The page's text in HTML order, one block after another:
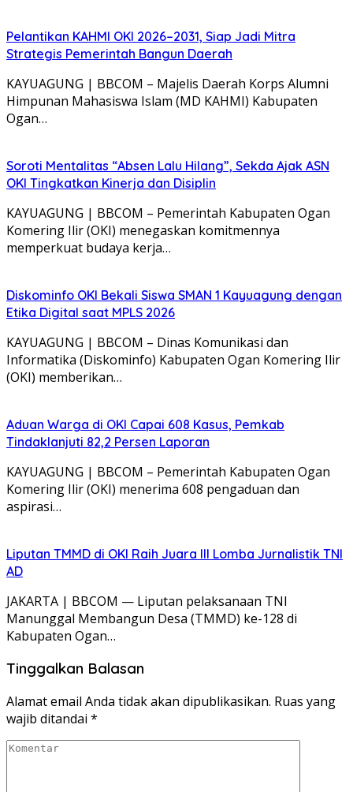
Pelantikan KAHMI OKI 2026–2031, Siap Jadi Mitra
Strategis Pemerintah Bangun Daerah
KAYUAGUNG | BBCOM – Majelis Daerah Korps Alumni
Himpunan Mahasiswa Islam (MD KAHMI) Kabupaten
Ogan…
Soroti Mentalitas “Absen Lalu Hilang”, Sekda Ajak ASN
OKI Tingkatkan Kinerja dan Disiplin
KAYUAGUNG | BBCOM – Pemerintah Kabupaten Ogan
Komering Ilir (OKI) menegaskan komitmennya
memperkuat budaya kerja…
Diskominfo OKI Bekali Siswa SMAN 1 Kayuagung dengan
Etika Digital saat MPLS 2026
KAYUAGUNG | BBCOM – Dinas Komunikasi dan
Informatika (Diskominfo) Kabupaten Ogan Komering Ilir
(OKI) memberikan…
Aduan Warga di OKI Capai 608 Kasus, Pemkab
Tindaklanjuti 82,2 Persen Laporan
KAYUAGUNG | BBCOM – Pemerintah Kabupaten Ogan
Komering Ilir (OKI) menerima 608 pengaduan dan
aspirasi…
Liputan TMMD di OKI Raih Juara III Lomba Jurnalistik TNI
AD
JAKARTA | BBCOM — Liputan pelaksanaan TNI
Manunggal Membangun Desa (TMMD) ke-128 di
Kabupaten Ogan…
Tinggalkan Balasan
Alamat email Anda tidak akan dipublikasikan. Ruas yang
wajib ditandai *